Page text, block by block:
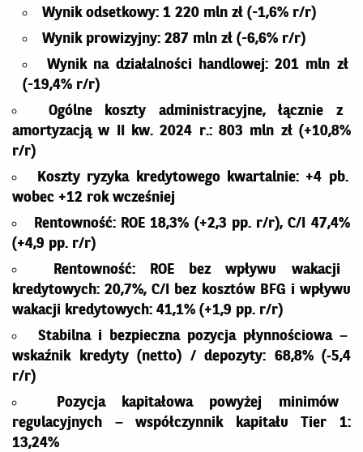
Wynik odsetkowy: 1 220 mln zł (-1,6% r/r)
Wynik prowizyjny: 287 mln zł (-6,6% r/r)
Wynik na działalności handlowej: 201 mln zł
(-19,4% r/r)
Ogólne koszty administracyjne, łącznie z
amortyzacją w II kw. 2024 r.: 803 mln zł (+10,8%
r/r)
Koszty ryzyka kredytowego kwartalnie: +4 pb.
wobec +12 rok wcześniej
Rentowność: ROE 18,3% (+2,3 pp. r/r), C/I 47,4%
(+4,9 pp. r/r)
Rentowność: ROE bez wpływu wakacji
kredytowych: 20,7%, C/I bez kosztów BFG i wpływu
wakacji kredytowych: 41,1% (+1,9 pp. r/r)
Stabilna i bezpieczna pozycja płynnościowa –
wskaźnik kredyty (netto) / depozyty: 68,8% (‑5,4
r/r)
Pozycja kapitałowa powyżej minimów
regulacyjnych – współczynnik kapitału Tier 1:
13,24%